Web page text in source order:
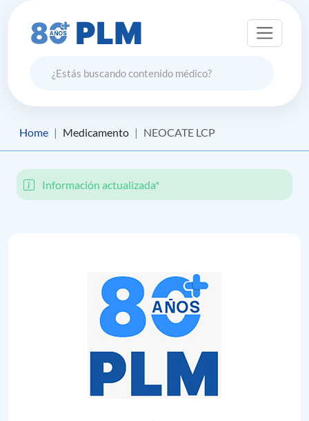
Home Medicamento NEOCATE LCP
Información actualizada*